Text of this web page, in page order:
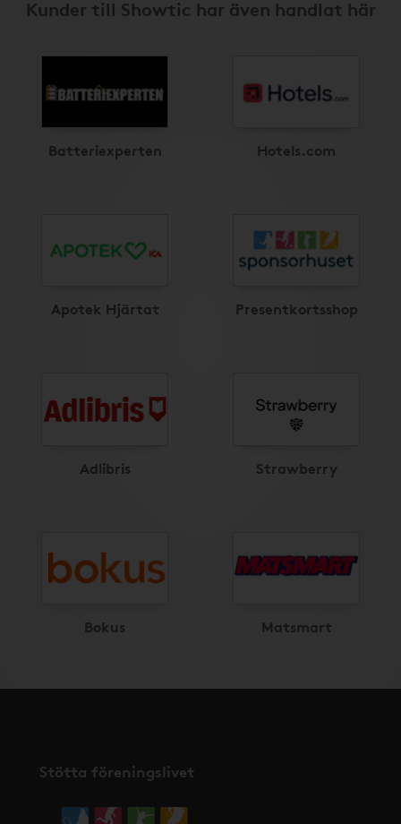
Kunder till Showtic har även handlat här
Batteriexperten Hotels.com
Apotek Hjärtat Presentkortsshop
Adlibris Strawberry
Bokus Matsmart
Stötta föreningslivet